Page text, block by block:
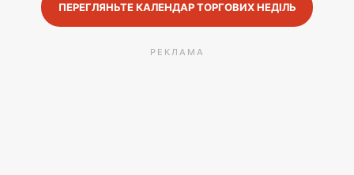
ПЕРЕГЛЯНЬТЕ КАЛЕНДАР ТОРГОВИХ НЕДІЛЬ
РЕКЛАМА